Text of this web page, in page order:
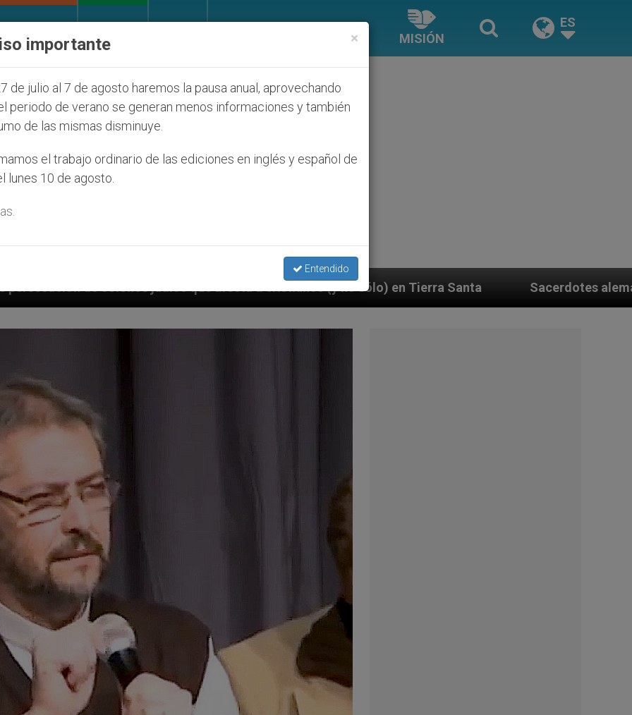
MISIÓN
ES
que afecta a cristianos (y no sólo) en Tierra Santa Sacerdotes alemanes fieles al Papa
×
importante
de julio al 7 de agosto haremos la pausa anual, aprovechando
periodo de verano se generan menos informaciones y también
de las mismas disminuye.
el trabajo ordinario de las ediciones en inglés y español de
lunes 10 de agosto.
Entendido